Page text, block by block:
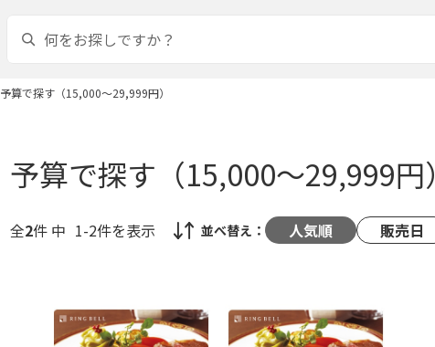
予算で探す（15,000～29,999円）
予算で探す（15,000～29,999円）
全2件 中 1-2件を表示 並べ替え： 人気順 販売日